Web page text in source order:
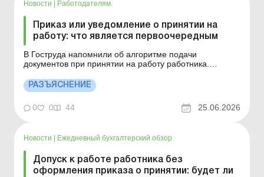
Новости | Работодателям.
Приказ или уведомление о принятии на
работу: что является первоочередным
В Гоструда напомнили об алгоритме подачи
документов при принятии на работу работника.
подаем с учетом изменений Можно ли исправить
ошибку в Уведомлении о приеме на работу через
длительное время? В соответствии с требованиями
постановления КМУ от 17.06...
РАЗЪЯСНЕНИЕ
0 0 44 25.06.2026
Новости | Ежедневный бухгалтерский обзор
Допуск к работе работника без
оформления приказа о принятии: будет ли